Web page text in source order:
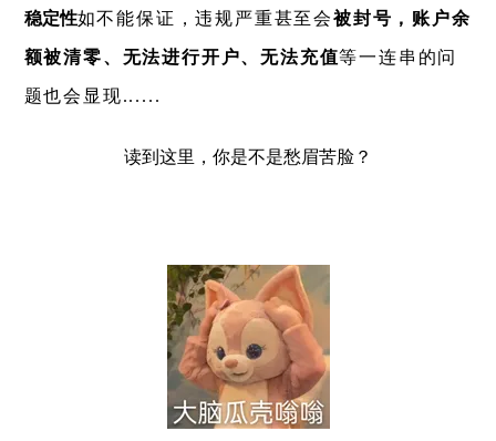
稳定性如不能保证，违规严重甚至会被封号，账户余
额被清零、无法进行开户、无法充值等一连串的问
题也会显现......
读到这里，你是不是愁眉苦脸？